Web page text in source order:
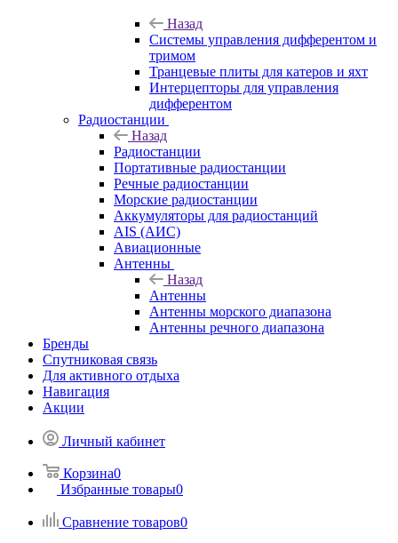
Назад
Системы управления дифферентом и
тримом
Транцевые плиты для катеров и яхт
Интерцепторы для управления
дифферентом
Радиостанции
Назад
Радиостанции
Портативные радиостанции
Речные радиостанции
Морские радиостанции
Аккумуляторы для радиостанций
AIS (АИС)
Авиационные
Антенны
Назад
Антенны
Антенны морского диапазона
Антенны речного диапазона
Бренды
Спутниковая связь
Для активного отдыха
Навигация
Акции
Личный кабинет
Корзина0
Избранные товары0
Сравнение товаров0